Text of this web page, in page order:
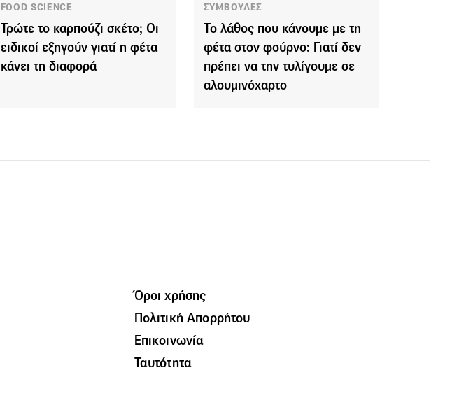
FOOD SCIENCE
Τρώτε το καρπούζι σκέτο; Οι
ειδικοί εξηγούν γιατί η φέτα
κάνει τη διαφορά
ΣΥΜΒΟΥΛΕΣ
Το λάθος που κάνουμε με τη
φέτα στον φούρνο: Γιατί δεν
πρέπει να την τυλίγουμε σε
αλουμινόχαρτο
Όροι χρήσης
Πολιτική Απορρήτου
Επικοινωνία
Ταυτότητα